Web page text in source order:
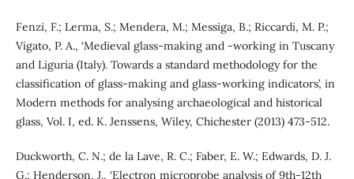
Fenzi, F.; Lerma, S.; Mendera, M.; Messiga, B.; Riccardi, M. P.;
Vigato, P. A., ‘Medieval glass-making and -working in Tuscany
and Liguria (Italy). Towards a standard methodology for the
classiﬁcation of glass-making and glass-working indicators’, in
Modern methods for analysing archaeological and historical
glass, Vol. I, ed. K. Jenssens, Wiley, Chichester (2013) 473-512.
Duckworth, C. N.; de la Lave, R. C.; Faber, E. W.; Edwards, D. J.
G.; Henderson, J., ‘Electron microprobe analysis of 9th-12th